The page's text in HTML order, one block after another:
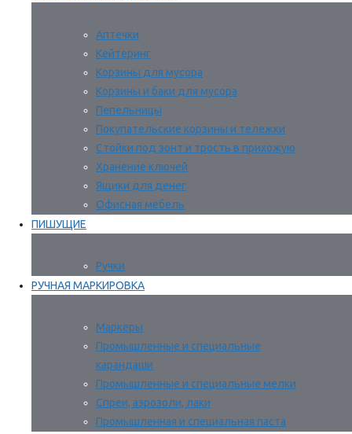
Аптечки
Кейтеринг
Корзины для мусора
Корзины и баки для мусора
Пепельницы
Покупательские корзины и тележки
Стойки под зонт и трость в прихожую
Хранение ключей
Ящики для денег
Офисная мебель
ПИШУЩИЕ
Ручки
РУЧНАЯ МАРКИРОВКА
Маркеры
Промышленные и специальные
карандаши
Промышленные и специальные мелки
Спреи, аэрозоли, лаки
Промышленная и специальная паста